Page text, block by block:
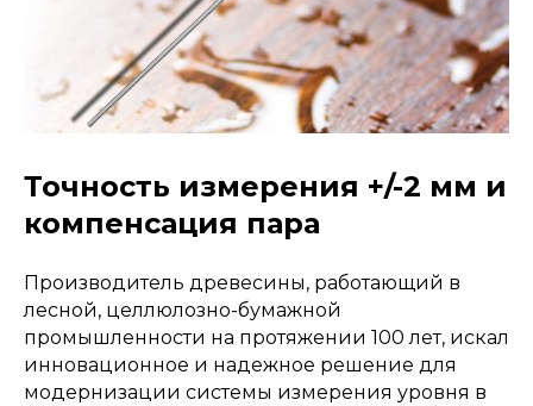
Точность измерения +/-2 мм и
компенсация пара
Производитель древесины, работающий в
лесной, целлюлозно-бумажной
промышленности на протяжении 100 лет, искал
инновационное и надежное решение для
модернизации системы измерения уровня в